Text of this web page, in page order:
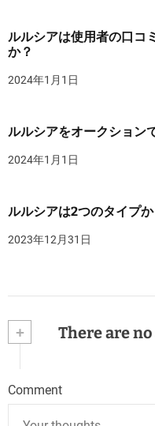
ルルシアは使用者の口コ
か？
2024年1月1日
ルルシアをオークション
2024年1月1日
ルルシアは2つのタイプ
2023年12月31日
+ There are
Comment